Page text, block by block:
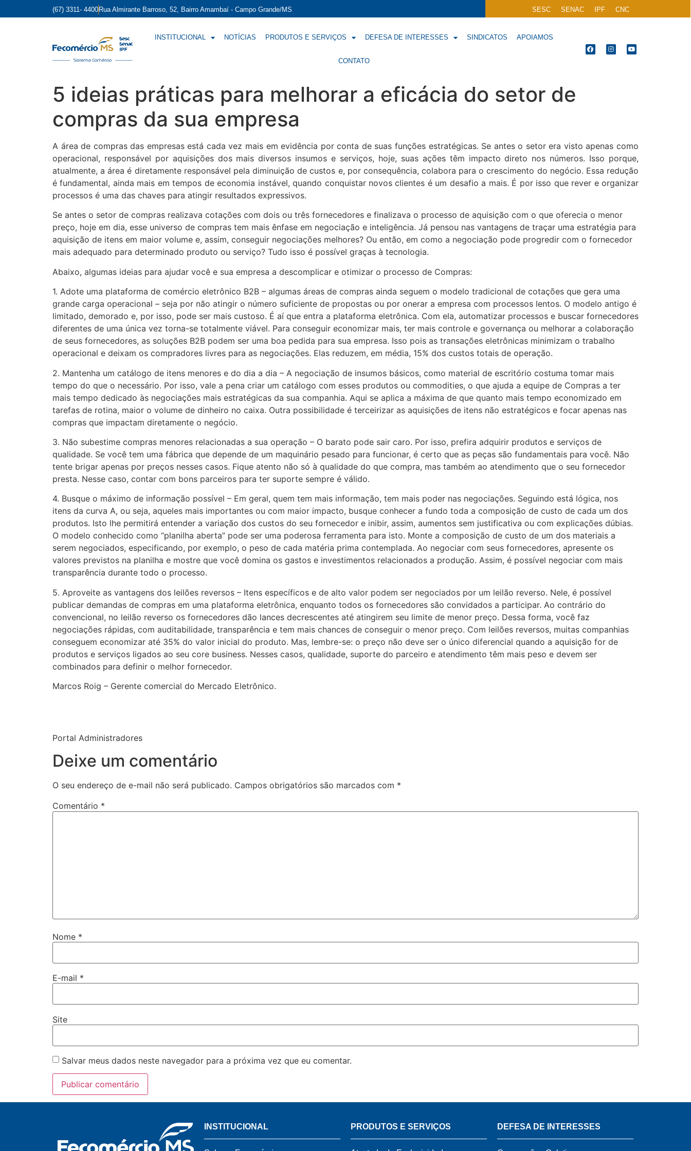
(67) 3311- 4400 Rua Almirante Barroso, 52, Bairro Amambaí - Campo Grande/MS SESC SENAC IPF CNC
INSTITUCIONAL NOTÍCIAS PRODUTOS E SERVIÇOS DEFESA DE INTERESSES SINDICATOS APOIAMOS
CONTATO
5 ideias práticas para melhorar a eficácia do setor de
compras da sua empresa
A área de compras das empresas está cada vez mais em evidência por conta de suas funções estratégicas. Se antes o setor era visto apenas como
operacional, responsável por aquisições dos mais diversos insumos e serviços, hoje, suas ações têm impacto direto nos números. Isso porque,
atualmente, a área é diretamente responsável pela diminuição de custos e, por consequência, colabora para o crescimento do negócio. Essa redução
é fundamental, ainda mais em tempos de economia instável, quando conquistar novos clientes é um desafio a mais. É por isso que rever e organizar
processos é uma das chaves para atingir resultados expressivos.
Se antes o setor de compras realizava cotações com dois ou três fornecedores e finalizava o processo de aquisição com o que oferecia o menor
preço, hoje em dia, esse universo de compras tem mais ênfase em negociação e inteligência. Já pensou nas vantagens de traçar uma estratégia para
aquisição de itens em maior volume e, assim, conseguir negociações melhores? Ou então, em como a negociação pode progredir com o fornecedor
mais adequado para determinado produto ou serviço? Tudo isso é possível graças à tecnologia.
Abaixo, algumas ideias para ajudar você e sua empresa a descomplicar e otimizar o processo de Compras:
1. Adote uma plataforma de comércio eletrônico B2B – algumas áreas de compras ainda seguem o modelo tradicional de cotações que gera uma
grande carga operacional – seja por não atingir o número suficiente de propostas ou por onerar a empresa com processos lentos. O modelo antigo é
limitado, demorado e, por isso, pode ser mais custoso. É aí que entra a plataforma eletrônica. Com ela, automatizar processos e buscar fornecedores
diferentes de uma única vez torna-se totalmente viável. Para conseguir economizar mais, ter mais controle e governança ou melhorar a colaboração
de seus fornecedores, as soluções B2B podem ser uma boa pedida para sua empresa. Isso pois as transações eletrônicas minimizam o trabalho
operacional e deixam os compradores livres para as negociações. Elas reduzem, em média, 15% dos custos totais de operação.
2. Mantenha um catálogo de itens menores e do dia a dia – A negociação de insumos básicos, como material de escritório costuma tomar mais
tempo do que o necessário. Por isso, vale a pena criar um catálogo com esses produtos ou commodities, o que ajuda a equipe de Compras a ter
mais tempo dedicado às negociações mais estratégicas da sua companhia. Aqui se aplica a máxima de que quanto mais tempo economizado em
tarefas de rotina, maior o volume de dinheiro no caixa. Outra possibilidade é terceirizar as aquisições de itens não estratégicos e focar apenas nas
compras que impactam diretamente o negócio.
3. Não subestime compras menores relacionadas a sua operação – O barato pode sair caro. Por isso, prefira adquirir produtos e serviços de
qualidade. Se você tem uma fábrica que depende de um maquinário pesado para funcionar, é certo que as peças são fundamentais para você. Não
tente brigar apenas por preços nesses casos. Fique atento não só à qualidade do que compra, mas também ao atendimento que o seu fornecedor
presta. Nesse caso, contar com bons parceiros para ter suporte sempre é válido.
4. Busque o máximo de informação possível – Em geral, quem tem mais informação, tem mais poder nas negociações. Seguindo está lógica, nos
itens da curva A, ou seja, aqueles mais importantes ou com maior impacto, busque conhecer a fundo toda a composição de custo de cada um dos
produtos. Isto lhe permitirá entender a variação dos custos do seu fornecedor e inibir, assim, aumentos sem justificativa ou com explicações dúbias.
O modelo conhecido como “planilha aberta” pode ser uma poderosa ferramenta para isto. Monte a composição de custo de um dos materiais a
serem negociados, especificando, por exemplo, o peso de cada matéria prima contemplada. Ao negociar com seus fornecedores, apresente os
valores previstos na planilha e mostre que você domina os gastos e investimentos relacionados a produção. Assim, é possível negociar com mais
transparência durante todo o processo.
5. Aproveite as vantagens dos leilões reversos – Itens específicos e de alto valor podem ser negociados por um leilão reverso. Nele, é possível
publicar demandas de compras em uma plataforma eletrônica, enquanto todos os fornecedores são convidados a participar. Ao contrário do
convencional, no leilão reverso os fornecedores dão lances decrescentes até atingirem seu limite de menor preço. Dessa forma, você faz
negociações rápidas, com auditabilidade, transparência e tem mais chances de conseguir o menor preço. Com leilões reversos, muitas companhias
conseguem economizar até 35% do valor inicial do produto. Mas, lembre-se: o preço não deve ser o único diferencial quando a aquisição for de
produtos e serviços ligados ao seu core business. Nesses casos, qualidade, suporte do parceiro e atendimento têm mais peso e devem ser
combinados para definir o melhor fornecedor.
Marcos Roig – Gerente comercial do Mercado Eletrônico.
Portal Administradores
Deixe um comentário
O seu endereço de e-mail não será publicado. Campos obrigatórios são marcados com *
Comentário *
Nome *
E-mail *
Site
Salvar meus dados neste navegador para a próxima vez que eu comentar.
INSTITUCIONAL PRODUTOS E SERVIÇOS DEFESA DE INTERESSES